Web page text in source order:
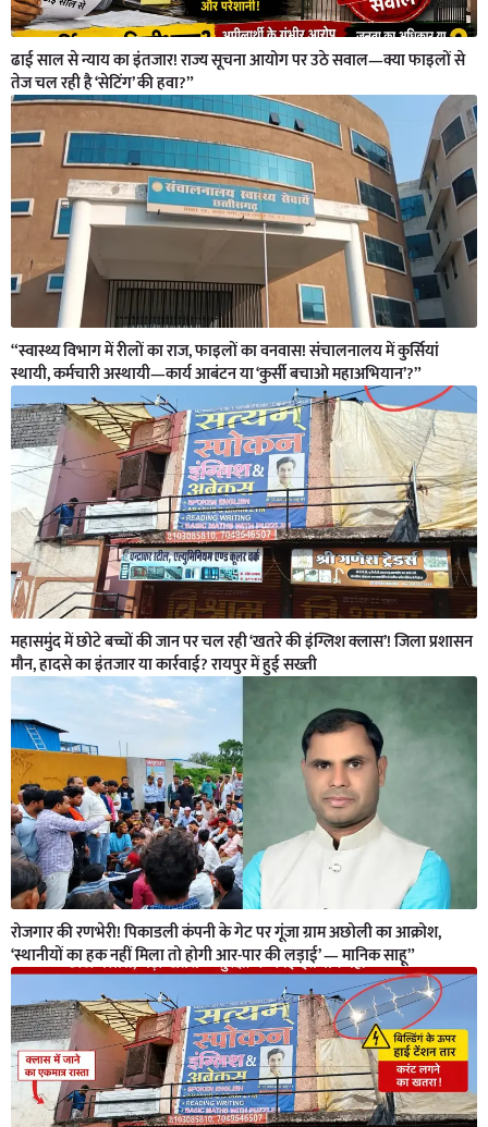
ढाई साल से न्याय का इंतजार! राज्य सूचना आयोग पर उठे सवाल—क्या फाइलों से
तेज चल रही है ‘सेटिंग’ की हवा?”
“स्वास्थ्य विभाग में रीलों का राज, फाइलों का वनवास! संचालनालय में कुर्सियां
स्थायी, कर्मचारी अस्थायी—कार्य आबंटन या ‘कुर्सी बचाओ महाअभियान’?”
महासमुंद में छोटे बच्चों की जान पर चल रही ‘खतरे की इंग्लिश क्लास’! जिला प्रशासन
मौन, हादसे का इंतजार या कार्रवाई? रायपुर में हुई सख्ती
रोजगार की रणभेरी! पिकाडली कंपनी के गेट पर गूंजा ग्राम अछोली का आक्रोश,
‘स्थानीयों का हक नहीं मिला तो होगी आर-पार की लड़ाई’ — मानिक साहू”